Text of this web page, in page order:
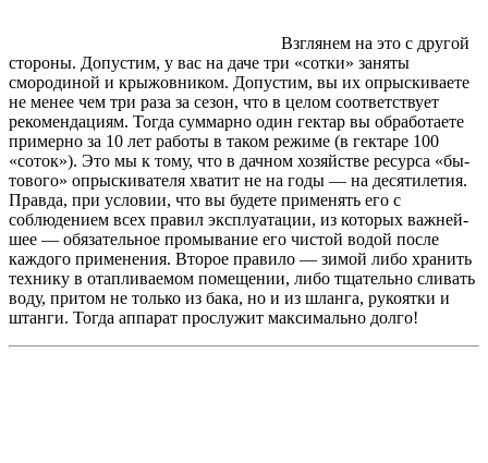
Взглянем на это с другой
стороны. До­пустим, у вас на даче три «сотки» заняты
смородиной и крыжовником. Допустим, вы их опрыскиваете
не менее чем три раза за сезон, что в целом соответствует
реко­мендациям. Тогда суммарно один гектар вы обработаете
примерно за 10 лет работы в та­ком режиме (в гектаре 100
«соток»). Это мы к тому, что в дачном хозяйстве ресурса «бы­
тового» опрыскивателя хватит не на годы — на десятилетия.
Правда, при условии, что вы будете применять его с
соблюдением всех правил эксплуатации, из которых важней­
шее — обязательное промывание его чистой водой после
каждого применения. Второе правило — зимой либо хранить
технику в отапливаемом помещении, либо тщатель­но сливать
воду, притом не только из бака, но и из шланга, рукоятки и
штанги. Тогда аппарат прослужит максимально долго!